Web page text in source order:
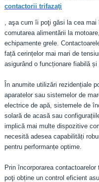
contactorii trifazaţi
, aşa cum îi poţi găsi la cea
comutarea alimentării la
echipamente grele.
față cerințelor mai mari de
asigurând o funcționare fiabilă și
În anumite utilizări rezidențiale
aparatelor sau sistemelor de
electrice de apă, sistemele de
solară de acasă sau
implică mai multe dispozitive
necesită adesea capabilități
pentru performanțe optime.
Prin încorporarea
poţi obține un control eficient